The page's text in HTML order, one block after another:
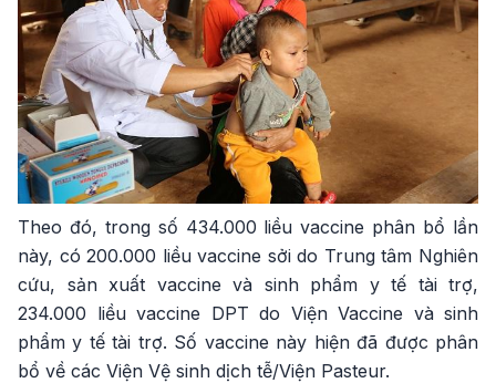
Theo đó, trong số 434.000 liều vaccine phân bổ lần
này, có 200.000 liều vaccine sởi do Trung tâm Nghiên
cứu, sản xuất vaccine và sinh phẩm y tế tài trợ,
234.000 liều vaccine DPT do Viện Vaccine và sinh
phẩm y tế tài trợ. Số vaccine này hiện đã được phân
bổ về các Viện Vệ sinh dịch tễ/Viện Pasteur.